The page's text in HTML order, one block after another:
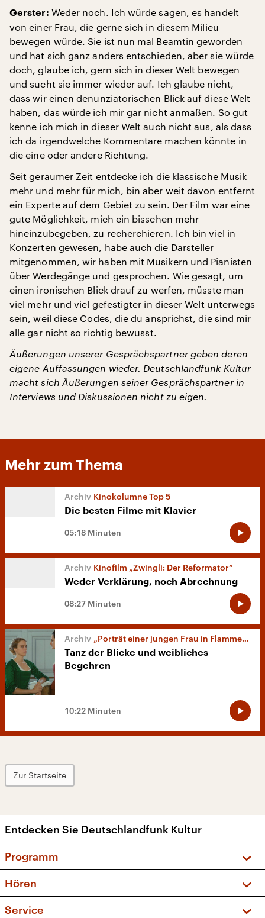
Gerster: Weder noch. Ich würde sagen, es handelt
von einer Frau, die gerne sich in diesem Milieu
bewegen würde. Sie ist nun mal Beamtin geworden
und hat sich ganz anders entschieden, aber sie würde
doch, glaube ich, gern sich in dieser Welt bewegen
und sucht sie immer wieder auf. Ich glaube nicht,
dass wir einen denunziatorischen Blick auf diese Welt
haben, das würde ich mir gar nicht anmaßen. So gut
kenne ich mich in dieser Welt auch nicht aus, als dass
ich da irgendwelche Kommentare machen könnte in
die eine oder andere Richtung.
Seit geraumer Zeit entdecke ich die klassische Musik
mehr und mehr für mich, bin aber weit davon entfernt
ein Experte auf dem Gebiet zu sein. Der Film war eine
gute Möglichkeit, mich ein bisschen mehr
hineinzubegeben, zu recherchieren. Ich bin viel in
Konzerten gewesen, habe auch die Darsteller
mitgenommen, wir haben mit Musikern und Pianisten
über Werdegänge und gesprochen. Wie gesagt, um
einen ironischen Blick drauf zu werfen, müsste man
viel mehr und viel gefestigter in dieser Welt unterwegs
sein, weil diese Codes, die du ansprichst, die sind mir
alle gar nicht so richtig bewusst.
Äußerungen unserer Gesprächspartner geben deren
eigene Auffassungen wieder. Deutschlandfunk Kultur
macht sich Äußerungen seiner Gesprächspartner in
Interviews und Diskussionen nicht zu eigen.
Mehr zum Thema
Kinokolumne Top 5
Die besten Filme mit Klavier
05:18 Minuten
Kinofilm „Zwingli: Der Reformator“
Weder Verklärung, noch Abrechnung
08:27 Minuten
„Porträt einer jungen Frau in Flammen“
Tanz der Blicke und weibliches
Begehren
10:22 Minuten
Zur Startseite
Entdecken Sie Deutschlandfunk Kultur
Programm
Sendungen und Podcasts
Hören
Service